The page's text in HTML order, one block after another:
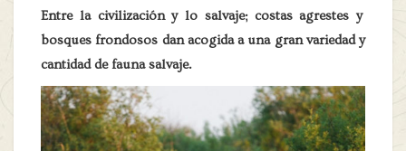
Entre la civilización y lo salvaje; costas agrestes y
bosques frondosos dan acogida a una gran variedad y
cantidad de fauna salvaje.